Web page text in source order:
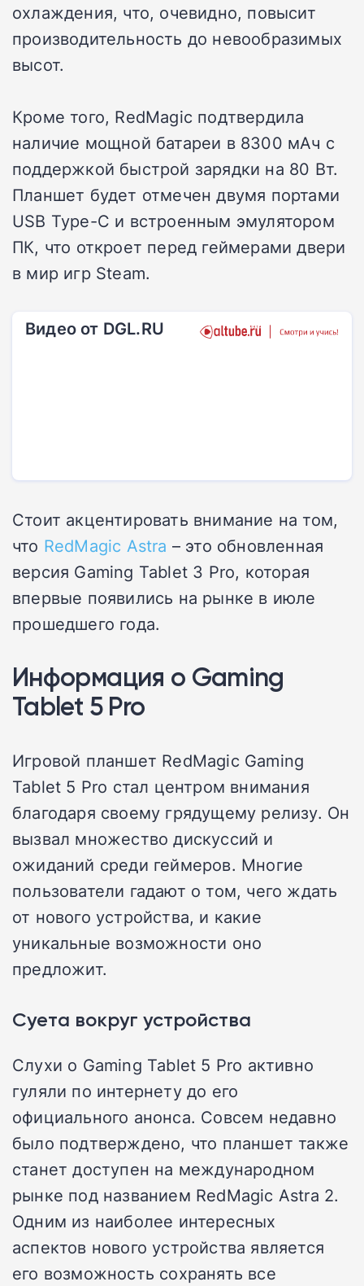
охлаждения, что, очевидно, повысит
производительность до невообразимых
высот.
Кроме того, RedMagic подтвердила
наличие мощной батареи в 8300 мАч с
поддержкой быстрой зарядки на 80 Вт.
Планшет будет отмечен двумя портами
USB Type-C и встроенным эмулятором
ПК, что откроет перед геймерами двери
в мир игр Steam.
Видео от DGL.RU
Стоит акцентировать внимание на том,
что RedMagic Astra – это обновленная
версия Gaming Tablet 3 Pro, которая
впервые появились на рынке в июле
прошедшего года.
Информация о Gaming
Tablet 5 Pro
Игровой планшет RedMagic Gaming
Tablet 5 Pro стал центром внимания
благодаря своему грядущему релизу. Он
вызвал множество дискуссий и
ожиданий среди геймеров. Многие
пользователи гадают о том, чего ждать
от нового устройства, и какие
уникальные возможности оно
предложит.
Суета вокруг устройства
Слухи о Gaming Tablet 5 Pro активно
гуляли по интернету до его
официального анонса. Совсем недавно
было подтверждено, что планшет также
станет доступен на международном
рынке под названием RedMagic Astra 2.
Одним из наиболее интересных
аспектов нового устройства является
его возможность сохранять все